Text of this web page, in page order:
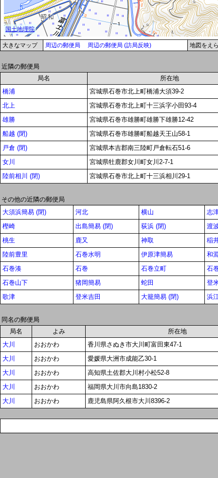
大きなマップ 周辺の郵便局 周辺の郵便局 (訪局反映) 地図をえ
近隣の郵便局
局名
所在地
橋浦
宮城県石巻市北上町橋浦大須39-2
北上
宮城県石巻市北上町十三浜字小田93-4
雄勝
宮城県石巻市雄勝町雄勝下雄勝12-42
船越 (閉)
宮城県石巻市雄勝町船越天王山58-1
戸倉 (閉)
宮城県本吉郡南三陸町戸倉転石51-6
女川
宮城県牡鹿郡女川町女川2-7-1
陸前相川 (閉)
宮城県石巻市北上町十三浜相川29-1
その他の近隣の郵便局
大須浜簡易 (閉)
河北 横山
志
樫崎
出島簡易 (閉) 荻浜 (閉)
渡
桃生
鹿又 神取
稲
陸前豊里
石巻水明 伊原津簡易
和
石巻湊
石巻 石巻立町
石
石巻山下
猪岡簡易 蛇田
登
歌津
登米吉田 大籠簡易 (閉) 浜
同名の郵便局
局名
よみ
所在地
大川
おおかわ
香川県さぬき市大川町富田東47-1
大川
おおかわ
愛媛県大洲市成能乙30-1
大川
おおかわ
高知県土佐郡大川村小松52-8
大川
おおかわ
福岡県大川市向島1830-2
大川
おおかわ 鹿児島県阿久根市大川8396-2